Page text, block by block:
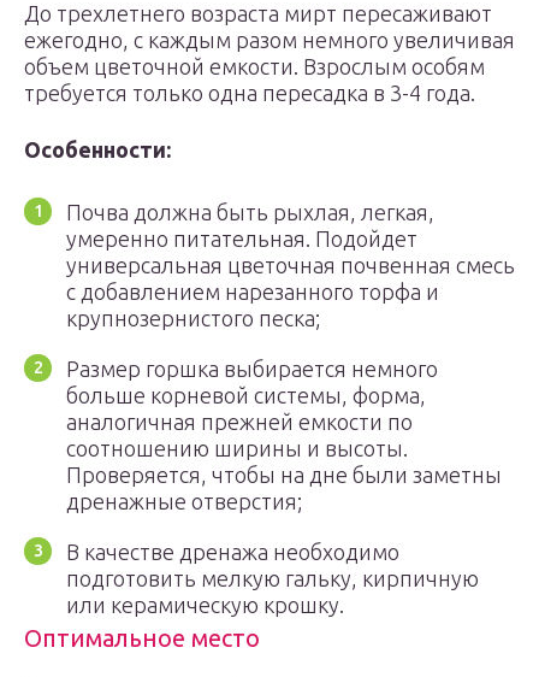
До трехлетнего возраста мирт пересаживают
ежегодно, с каждым разом немного увеличивая
объем цветочной емкости. Взрослым особям
требуется только одна пересадка в 3-4 года.
Особенности:
Почва должна быть рыхлая, легкая,
умеренно питательная. Подойдет
универсальная цветочная почвенная смесь
с добавлением нарезанного торфа и
крупнозернистого песка;
Размер горшка выбирается немного
больше корневой системы, форма,
аналогичная прежней емкости по
соотношению ширины и высоты.
Проверяется, чтобы на дне были заметны
дренажные отверстия;
В качестве дренажа необходимо
подготовить мелкую гальку, кирпичную
или керамическую крошку.
Оптимальное место